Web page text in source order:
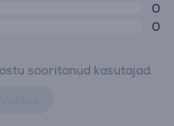
0
0
sooritanud kasutajad.